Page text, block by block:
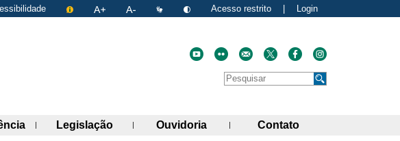
Acesso restrito Login
Faça uma pesquisa no site
Pesquisar
links)(abre painel de links)
Legislação(abre painel de links)
Ouvidoria (abre painel de links)
Contato(abre painel de